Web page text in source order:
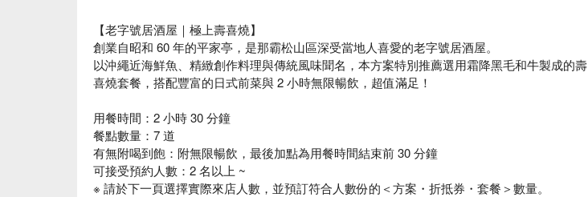
【老字號居酒屋｜極上壽喜燒】
創業自昭和 60 年的平家亭，是那霸松山區深受當地人喜愛的老字號居酒屋。
以沖繩近海鮮魚、精緻創作料理與傳統風味聞名，本方案特別推薦選用霜降黑毛和牛製成的壽
喜燒套餐，搭配豐富的日式前菜與 2 小時無限暢飲，超值滿足！
用餐時間：2 小時 30 分鐘
餐點數量：7 道
有無附喝到飽：附無限暢飲，最後加點為用餐時間結束前 30 分鐘
可接受預約人數：2 名以上 ~
※ 請於下一頁選擇實際來店人數，並預訂符合人數份的＜方案・折抵券・套餐＞數量。